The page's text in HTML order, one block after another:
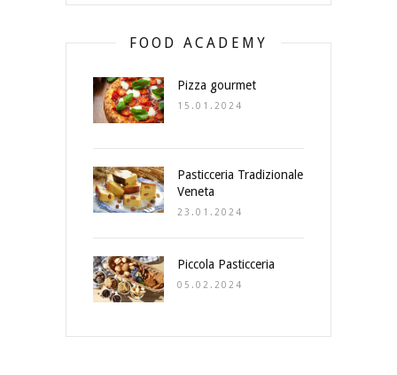
FOOD ACADEMY
Pizza gourmet
15.01.2024
Pasticceria Tradizionale
Veneta
23.01.2024
Piccola Pasticceria
05.02.2024